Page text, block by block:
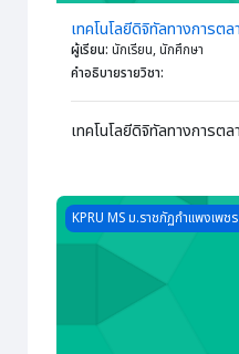
เทคโนโลยีดิจิทัลทางการตล
ผู้เรียน: นักเรียน, นักศึกษา
คำอธิบายรายวิชา:
เทคโนโลยีดิจิทัลทางการตล
Course image หลักสูตรภา
KPRU MS ม.ราชภัฏกำแพงเพช